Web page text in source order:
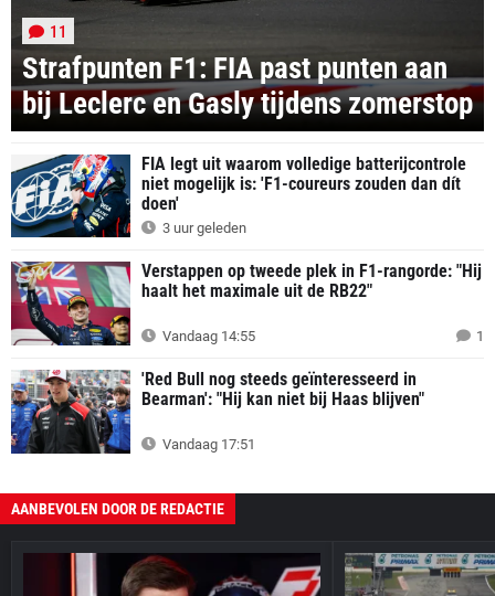
Strafpunten F1: FIA past punten aan
bij Leclerc en Gasly tijdens zomerstop
11
FIA legt uit waarom volledige batterijcontrole
niet mogelijk is: 'F1-coureurs zouden dan dít
doen'
3 uur geleden
Verstappen op tweede plek in F1-rangorde: "Hij
haalt het maximale uit de RB22"
Vandaag 14:55 1
'Red Bull nog steeds geïnteresseerd in
Bearman': "Hij kan niet bij Haas blijven"
Vandaag 17:51
AANBEVOLEN DOOR DE REDACTIE